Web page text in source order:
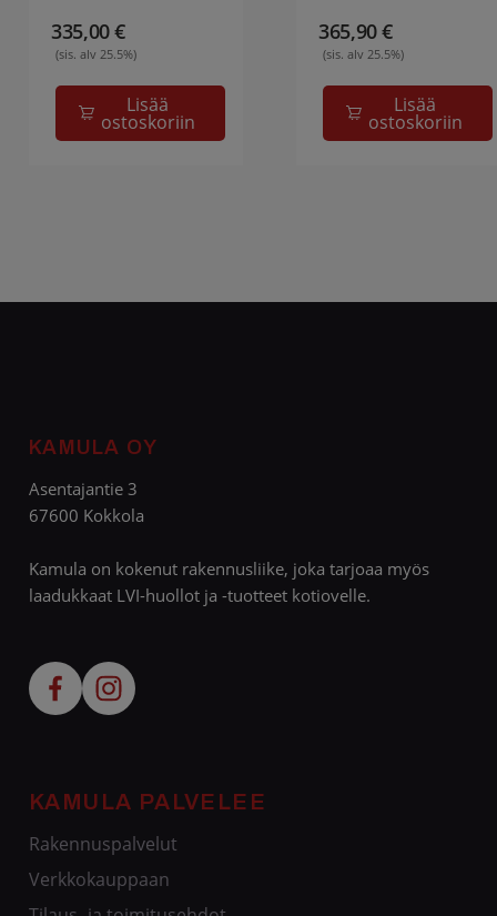
Lisää
ostoskoriin
335,00€
(sis. alv 25.5%)
Lisää
ostoskoriin
365,90€
(sis. alv 25.5%)
KAMULA OY
Asentajantie 3
67600 Kokkola
Kamula on kokenut rakennusliike, joka tarjoaa myös
laadukkaat LVI-huollot ja -tuotteet kotiovelle.
KAMULA PALVELEE
Rakennuspalvelut
Verkkokauppaan